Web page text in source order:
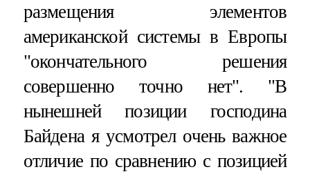
размещения элементов
американской системы в Европы
"окончательного решения
совершенно точно нет". "В
нынешней позиции господина
Байдена я усмотрел очень важное
отличие по сравнению с позицией